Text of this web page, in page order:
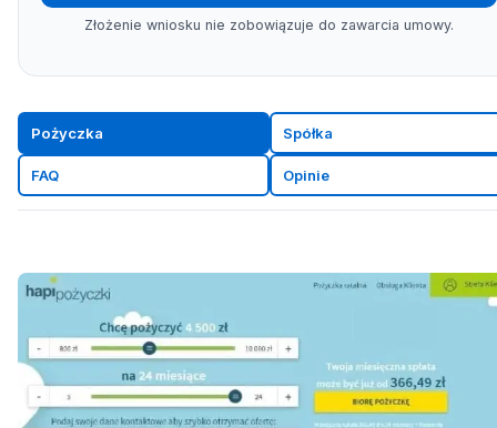
Złożenie wniosku nie zobowiązuje do zawarcia umowy.
Pożyczka Spółka
FAQ Opinie